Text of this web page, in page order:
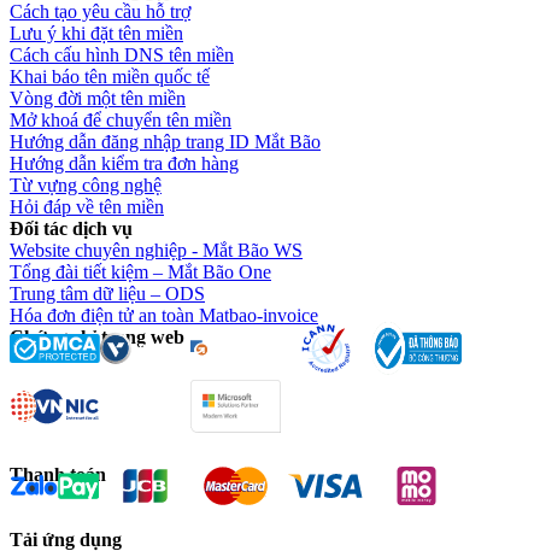
Cách tạo yêu cầu hỗ trợ
Lưu ý khi đặt tên miền
Cách cấu hình DNS tên miền
Khai báo tên miền quốc tế
Vòng đời một tên miền
Mở khoá để chuyển tên miền
Hướng dẫn đăng nhập trang ID Mắt Bão
Hướng dẫn kiểm tra đơn hàng
Từ vựng công nghệ
Hỏi đáp về tên miền
Đối tác dịch vụ
Website chuyên nghiệp - Mắt Bão WS
Tổng đài tiết kiệm – Mắt Bão One
Trung tâm dữ liệu – ODS
Hóa đơn điện tử an toàn Matbao-invoice
Chứng chỉ trang web
Thanh toán
Tải ứng dụng